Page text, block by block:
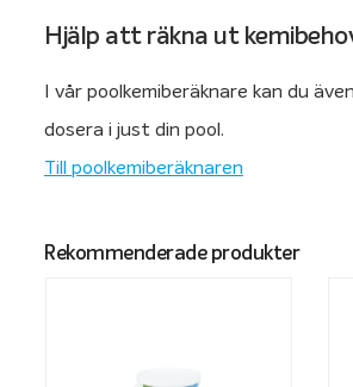
Hjälp att räkna ut
I vår poolkemiberäknare kan du
dosera i just din pool.
Till poolkemiberäknaren
Rekommenderade produkter